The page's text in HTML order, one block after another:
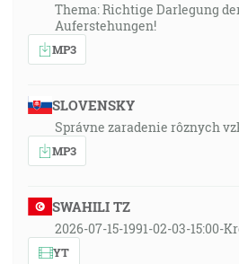
Thema: Richtige Darlegung
Auferstehungen!
MP3
SLOVENSKY
Správne zaradenie rôznych
MP3
SWAHILI TZ
2026-07-15-1991-02-03-15:00-
YT